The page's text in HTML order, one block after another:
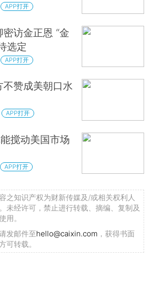
APP打开
访金正恩 “金
选定
APP打开
赞成美朝口水
APP打开
搅动美国市场
APP打开
之知识产权为财新传媒及/或相关权利人
未经许可，禁止进行转载、摘编、复制及
用。
发邮件至hello@caixin.com ，获得书面
可转载。